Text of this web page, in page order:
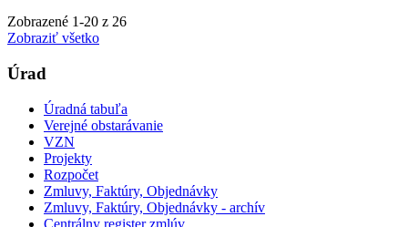
Zobrazené 1-20 z 26
Zobraziť všetko
Úrad
Úradná tabuľa
Verejné obstarávanie
VZN
Projekty
Rozpočet
Zmluvy, Faktúry, Objednávky
Zmluvy, Faktúry, Objednávky - archív
Centrálny register zmlúv